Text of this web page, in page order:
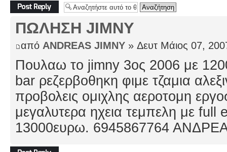
Δημιουργία
απάντησης
ΠΩΛΗΣΗ JIMNY
από ANDREAS JIMNY » Δευτ Μάιος 07,
Πουλαω το jimny 3ος 2006 με
bar ρεζερβοθηκη φιμε τζαμια
προβολεις ομιχλης αεροτομη
μεγαλυτερα ηχεια τεμπελη με full
13000ευρω. 6945867764
Δημιουργία